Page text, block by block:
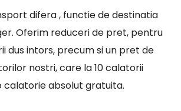
difera , functie de destinatia
Oferim reduceri de pret, pentru
dus intors, precum si un pret de
nostri, care la 10 calatorii
calatorie absolut gratuita.